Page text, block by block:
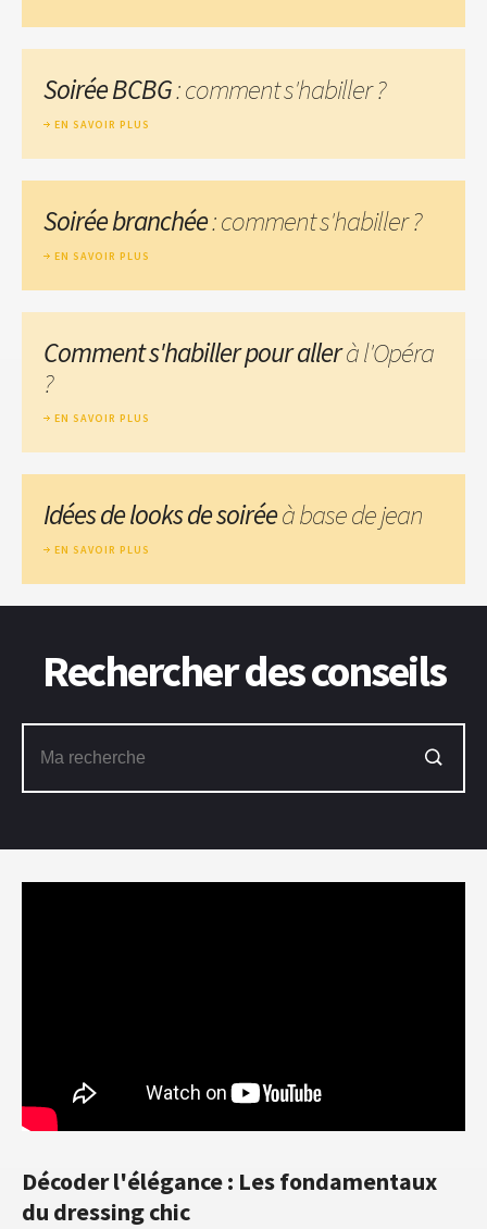
Décoder l'élégance : Les fondamentaux
du dressing chic
Soirée BCBG: comment s'habiller ?
EN SAVOIR PLUS
Soirée branchée: comment s'habiller ?
EN SAVOIR PLUS
Comment s'habiller pour allerà l'Opéra
?
EN SAVOIR PLUS
Idées de looks de soiréeà base de jean
EN SAVOIR PLUS
Rechercher des conseils